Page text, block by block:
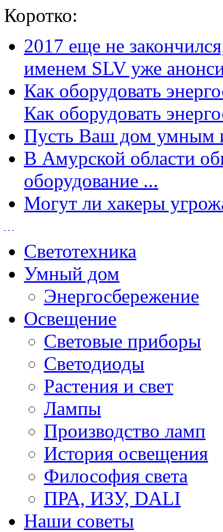
Коротко:
2017 еще не
именем SLV уже
Как оборудовать
Как оборудовать
Пусть Ваш дом умным
В Амурской области
оборудование ...
Могут ли хакеры
Светотехника
Умный дом
Энергосбережение
Освещение
Световые приборы
Светодиоды
Растения и свет
Лампы
Производство ламп
История освещения
Философия света
ПРА, ИЗУ, DALI
Наши советы